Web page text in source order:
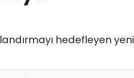
hedefleyen yeni